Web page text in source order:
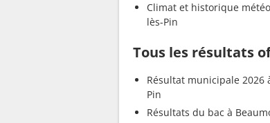
Climat et historique
lès-Pin
Tous les résultats
Résultat municipale 2026
Pin
Résultats du bac à